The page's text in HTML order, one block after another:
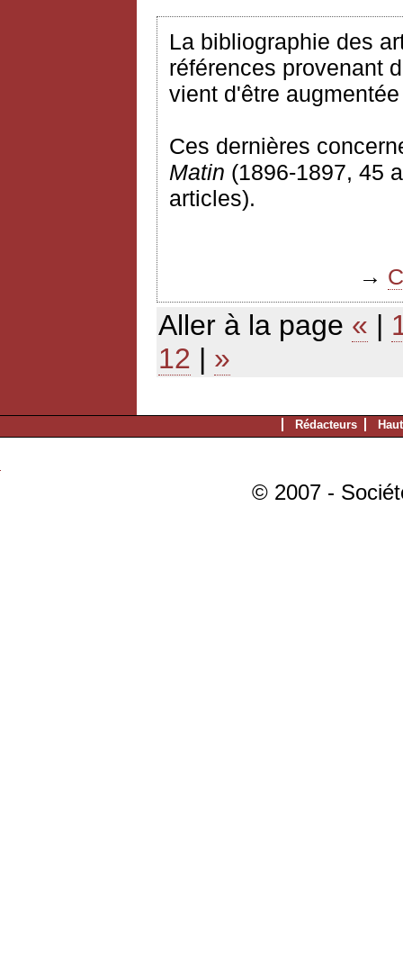
La bibliographie des
références provenant
vient d'être
Ces dernières
Matin (1896-1897, 45
articles).
→
Aller à la page « |
12 | »
Rédacteurs
© 2007 -